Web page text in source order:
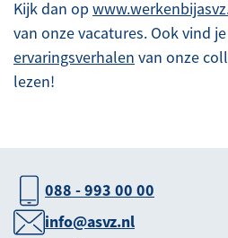
Kijk dan op
van onze vacatures. Ook vind
ervaringsverhalen van onze
lezen!
088 - 993 00 00
info@asvz.nl